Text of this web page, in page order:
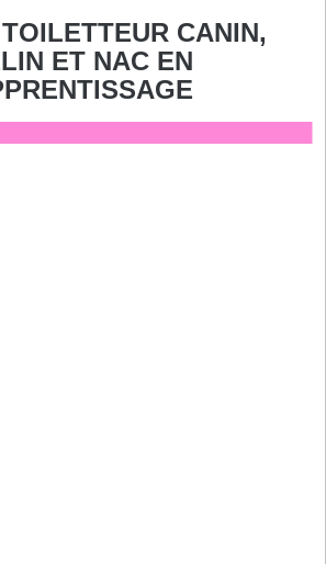
CANIN,
ET NAC EN